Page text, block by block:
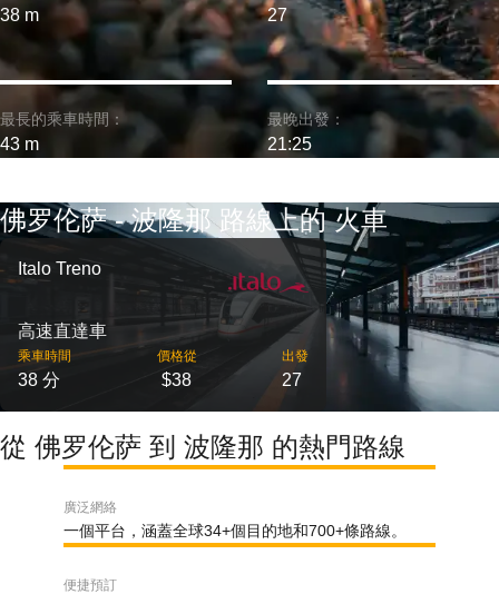
38 m
最長的乘車時間：
43 m
27
最晚出發：
21:25
佛罗伦萨 - 波隆那 路線上的 火車
Italo Treno
高速直達車
乘車時間
38 分
價格從
$38
出發
27
從 佛罗伦萨 到 波隆那 的熱門路線
廣泛網絡
一個平台，涵蓋全球34+個目的地和700+條路線。
便捷預訂